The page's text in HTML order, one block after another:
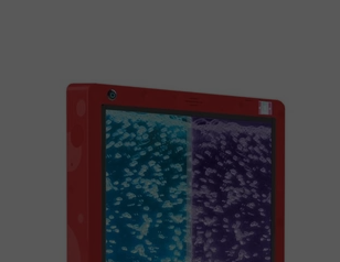
DOSTAWKA SZPITALNA
KRZESŁA
STOŁY
SZAFY UBRANIOWE
SZAFKI PRZYŁÓŻKOWE
MEBLE PIANKOWE DO
DRZWI I OKNA DO
DOSTAWKA SZPITALNA
KRZESŁA POLIPROPYLENOWE
SZAFY UBRANIOWE Z LAMINATU
KASK
MASKA
BODYFIX